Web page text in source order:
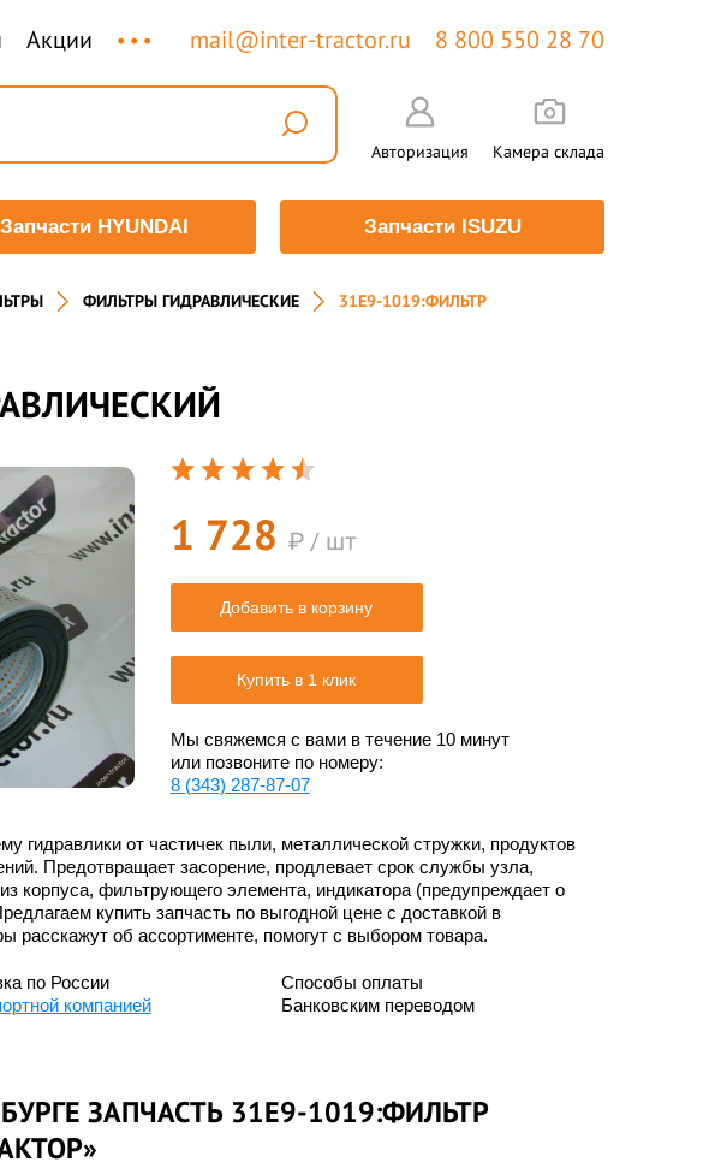
Акции ... mail@inter-tractor.ru 8 800 550 28 70
Авторизация Камера склада
Запчасти HYUNDAI Запчасти ISUZU
ФИЛЬТРЫ ГИДРАВЛИЧЕСКИЕ
31E9-1019:ФИЛЬТР
1 728 ₽ / шт
Добавить в корзину
Купить в 1 клик
Мы свяжемся с вами в течение 10 минут
или позвоните по номеру:
8 (343) 287-87-07
гидравлики от частичек пыли, металлической стружки, продуктов
Предотвращает засорение, продлевает срок службы узла,
корпуса, фильтрующего элемента, индикатора (предупреждает о
купить запчасть по выгодной цене с доставкой в
расскажут об ассортименте, помогут с выбором товара.
по России
компанией
Способы оплаты
Банковским переводом
ЗАПЧАСТЬ 31E9-1019:ФИЛЬТР